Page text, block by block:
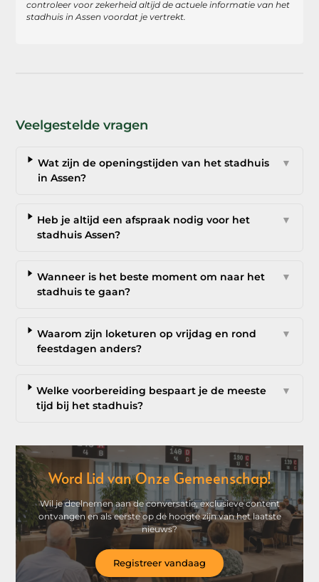
controleer voor zekerheid altijd de actuele informatie van het
stadhuis in Assen voordat je vertrekt.
Veelgestelde vragen
Wat zijn de openingstijden van het stadhuis
in Assen?
▼
Heb je altijd een afspraak nodig voor het
stadhuis Assen?
▼
Wanneer is het beste moment om naar het
stadhuis te gaan?
▼
Waarom zijn loketuren op vrijdag en rond
feestdagen anders?
▼
Welke voorbereiding bespaart je de meeste
tijd bij het stadhuis?
▼
Word Lid van Onze Gemeenschap!
Wil je deelnemen aan de conversatie, exclusieve content
ontvangen en als eerste op de hoogte zijn van het laatste
nieuws?
Registreer vandaag